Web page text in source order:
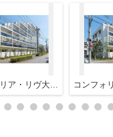
コンフォリア・リヴ大森西